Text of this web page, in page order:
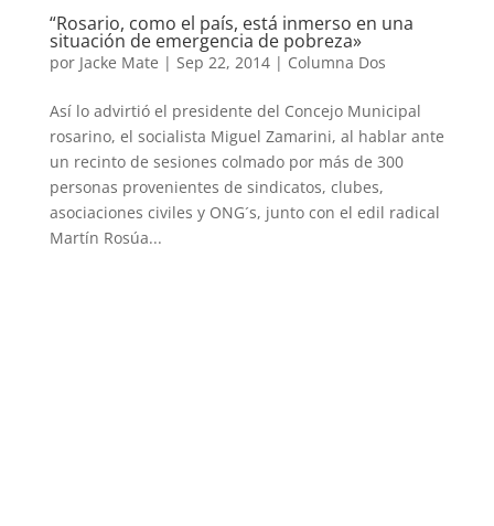
“Rosario, como el país, está inmerso en una
situación de emergencia de pobreza»
por Jacke Mate | Sep 22, 2014| Columna Dos
Así lo advirtió el presidente del Concejo Municipal
rosarino, el socialista Miguel Zamarini, al hablar ante
un recinto de sesiones colmado por más de 300
personas provenientes de sindicatos, clubes,
asociaciones civiles y ONG´s, junto con el edil radical
Martín Rosúa...